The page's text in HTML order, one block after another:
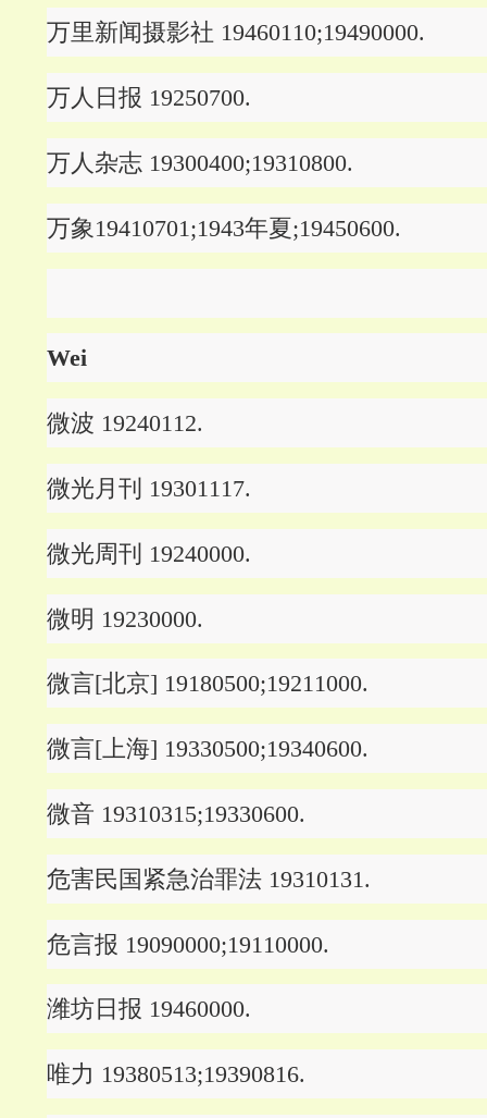
万里新闻摄影社 19460110;19490000.
万人日报 19250700.
万人杂志 19300400;19310800.
万象19410701;1943年夏;19450600.
Wei
微波 19240112.
微光月刊 19301117.
微光周刊 19240000.
微明 19230000.
微言[北京] 19180500;19211000.
微言[上海] 19330500;19340600.
微音 19310315;19330600.
危害民国紧急治罪法 19310131.
危言报 19090000;19110000.
潍坊日报 19460000.
唯力 19380513;19390816.